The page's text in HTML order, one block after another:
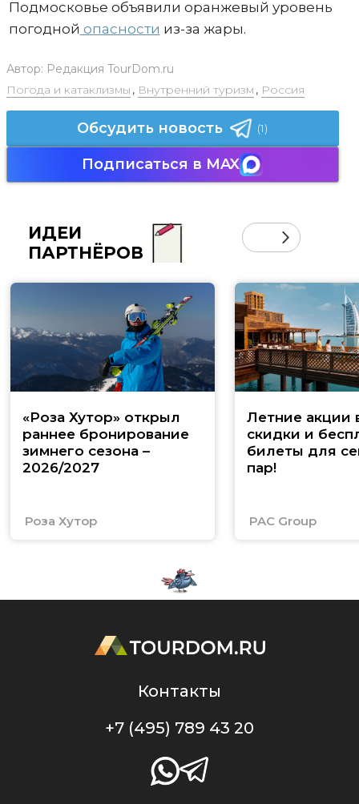
Подмосковье объявили оранжевый уровень
погодной опасности из-за жары.
Автор: Редакция TourDom.ru
Погода и катаклизмы , Внутренний туризм , Россия
Обсудить новость (1)
Подписаться в MAX
ИДЕИ
ПАРТНЁРОВ
«Роза Хутор» открыл
раннее бронирование
зимнего сезона –
2026/2027
Роза Хутор
Летние акции
скидки и
билеты для
пар!
PAC Group
Контакты
+7 (495) 789 43 20